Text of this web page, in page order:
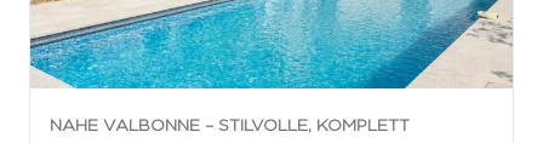
NAHE VALBONNE – STILVOLLE, KOMPLETT